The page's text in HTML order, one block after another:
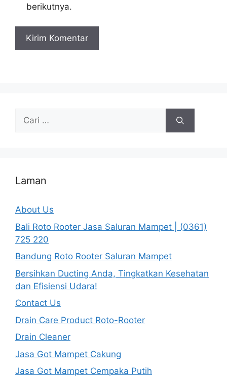
berikutnya.
Cari
Laman
About Us
Bali Roto Rooter Jasa Saluran Mampet | (0361)
725 220
Bandung Roto Rooter Saluran Mampet
Bersihkan Ducting Anda, Tingkatkan Kesehatan
dan Efisiensi Udara!
Contact Us
Drain Care Product Roto-Rooter
Drain Cleaner
Jasa Got Mampet Cakung
Jasa Got Mampet Cempaka Putih